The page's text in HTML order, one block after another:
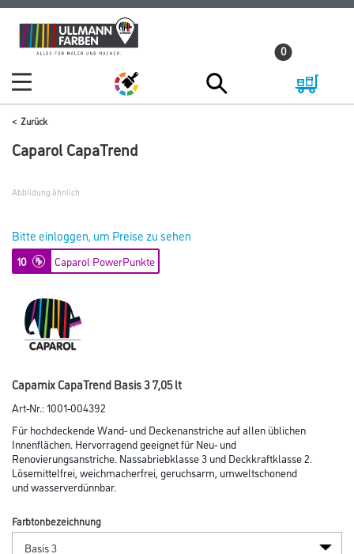
Zum
Inhalt
Zum
Navigationsmenü
0
Zurück
Caparol CapaTrend
Abbildung ähnlich
Bitte einloggen, um Preise zu sehen
10 Caparol PowerPunkte
Capamix CapaTrend Basis 3 7,05 lt
Art-Nr.:1001-004392
Für hochdeckende Wand- und Decken­anstriche auf allen üblichen
Innenflächen. Hervorragend geeignet für Neu- und
Renovie­rungsanstriche. Nassabriebklasse 3 und Deckkraftklasse 2.
Lösemittelfrei, weichmacherfrei, geruchsarm, umweltschonend
und wasserverdünnbar.
Farbtonbezeichnung